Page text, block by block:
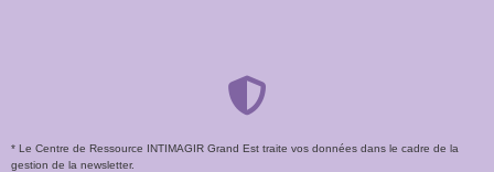
* Le Centre de Ressource INTIMAGIR Grand Est traite vos données dans le cadre de la
gestion de la newsletter.